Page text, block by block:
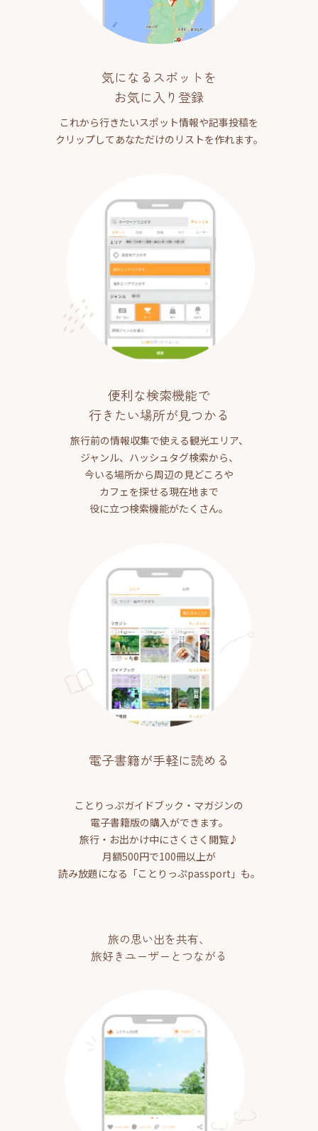
気になるスポットを
お気に入り登録
これから行きたいスポット情報や記事投稿を
クリップしてあなただけのリストを作れます。
便利な検索機能で
行きたい場所が見つかる
旅行前の情報収集で使える観光エリア、
ジャンル、ハッシュタグ検索から、
今いる場所から周辺の見どころや
カフェを探せる現在地まで
役に立つ検索機能がたくさん。
電子書籍が手軽に読める
ことりっぷガイドブック・マガジンの
電子書籍版の購入ができます。
旅行・お出かけ中にさくさく閲覧♪
月額500円で100冊以上が
読み放題になる「ことりっぷpassport」も。
旅の思い出を共有、
旅好きユーザーとつながる